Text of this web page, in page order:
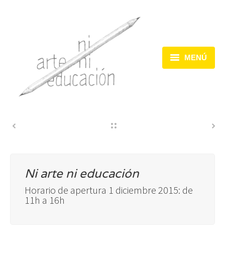
MENÚ
Inicio
Acciones
Ni arte ni educación
Horario de apertura 1 diciembre 2015: de
11h a 16h